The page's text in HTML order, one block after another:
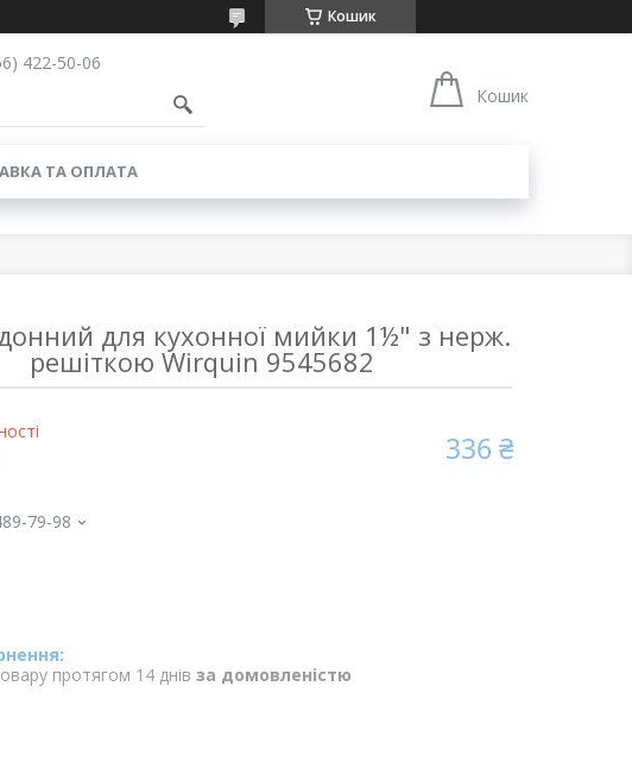
Кошик
422-50-06
Кошик
ТА ОПЛАТА
для кухонної мийки 1½" з нерж.
решіткою Wirquin 9545682
336 ₴
79-98
протягом 14 днів за домовленістю